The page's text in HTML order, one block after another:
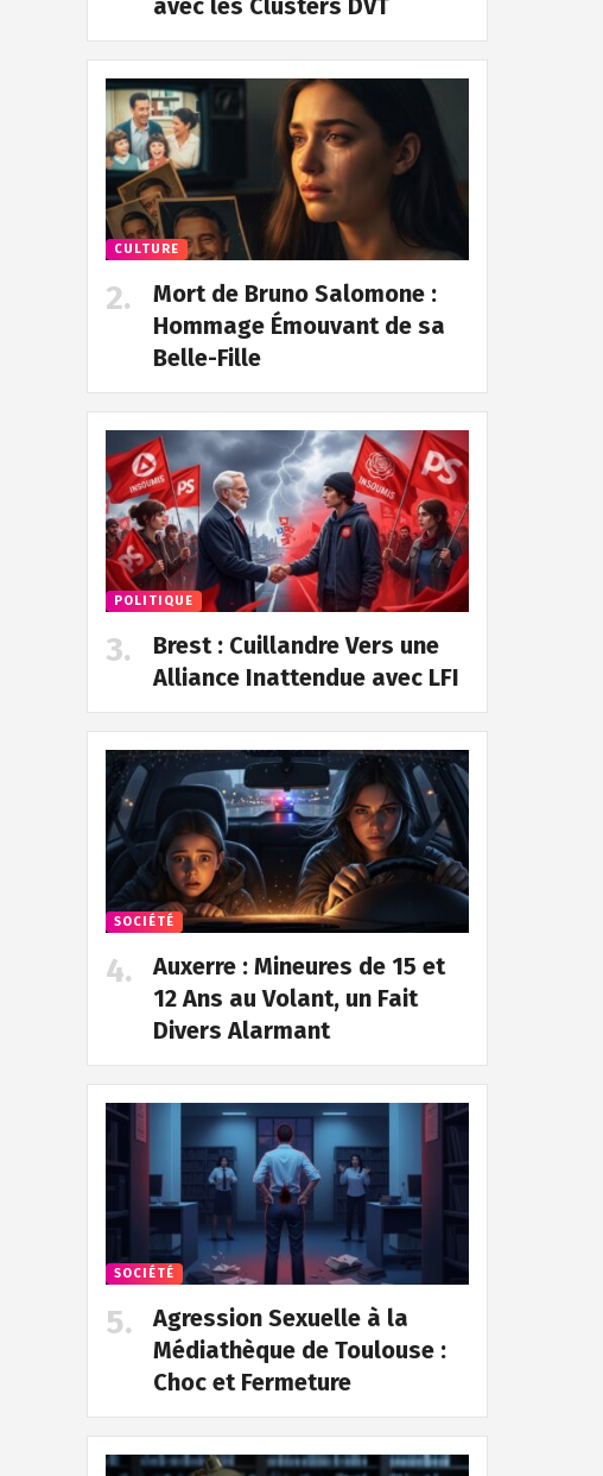
avec les Clusters DVT
CULTURE
Mort de Bruno Salomone :
Hommage Émouvant de sa
Belle-Fille
POLITIQUE
Brest : Cuillandre Vers une
Alliance Inattendue avec LFI
SOCIÉTÉ
Auxerre : Mineures de 15 et
12 Ans au Volant, un Fait
Divers Alarmant
SOCIÉTÉ
Agression Sexuelle à la
Médiathèque de Toulouse :
Choc et Fermeture